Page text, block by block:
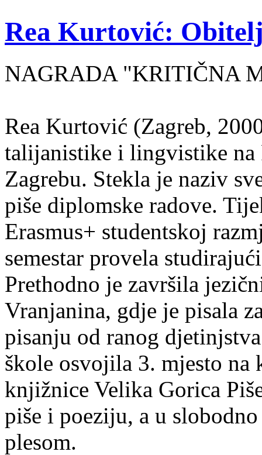
Rea Kurtović:
NAGRADA "KRITIČNA
Rea Kurtović (Zagreb,
talijanistike i lingvistike
Zagrebu. Stekla je naziv
piše diplomske radove.
Erasmus+ studentskoj
semestar provela
Prethodno je završila
Vranjanina, gdje je pisala
pisanju od ranog
škole osvojila 3. mjesto na
knjižnice Velika Gorica
piše i poeziju, a u
plesom.